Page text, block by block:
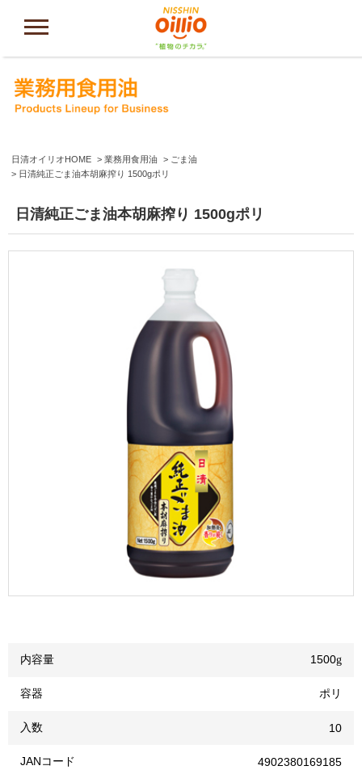
日清オイリオHOME 業務用食用油
ごま油
日清純正ごま油本胡麻搾り 1500gポリ
日清純正ごま油本胡麻搾り 1500gポリ
内容量 1500g
容器 ポリ
入数 10
JANコード 4902380169185